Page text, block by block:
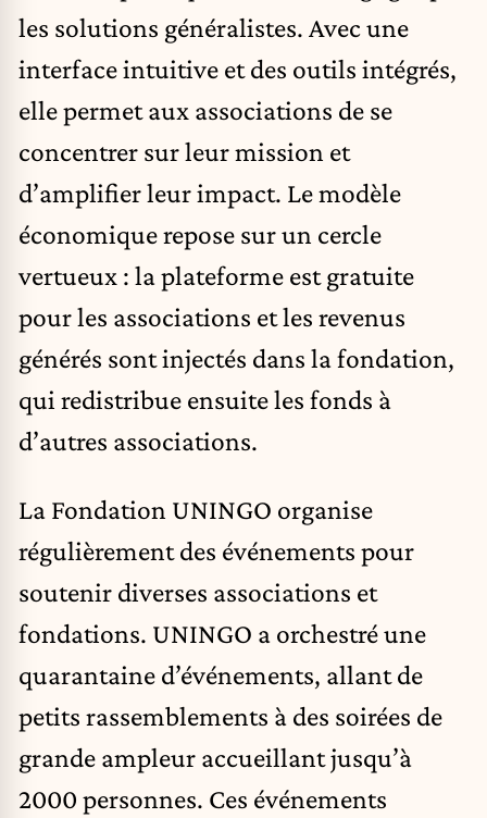
les solutions généralistes. Avec une
interface intuitive et des outils intégrés,
elle permet aux associations de se
concentrer sur leur mission et
d’amplifier leur impact. Le modèle
économique repose sur un cercle
vertueux : la plateforme est gratuite
pour les associations et les revenus
générés sont injectés dans la fondation,
qui redistribue ensuite les fonds à
d’autres associations.
La Fondation UNINGO organise
régulièrement des événements pour
soutenir diverses associations et
fondations. UNINGO a orchestré une
quarantaine d’événements, allant de
petits rassemblements à des soirées de
grande ampleur accueillant jusqu’à
2000 personnes. Ces événements